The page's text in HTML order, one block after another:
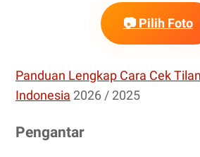
📷 Pilih Foto
Panduan Lengkap Cara Cek
Indonesia 2026 / 2025
Pengantar